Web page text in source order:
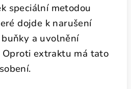
speciální metodou
dojde k narušení
a uvolnění
extraktu má tato